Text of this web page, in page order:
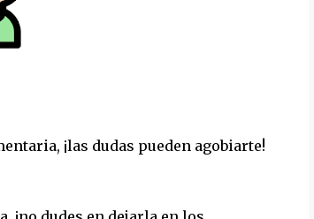
¡las dudas pueden agobiarte!